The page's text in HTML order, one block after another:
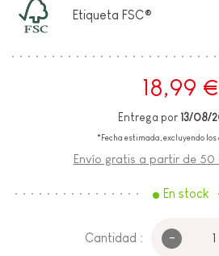
Etiqueta FSC®
18,99 €
Entrega por 13/08/
*Fecha estimada, excluyendo los
Envío gratis a partir de
En stock
Cantidad : -